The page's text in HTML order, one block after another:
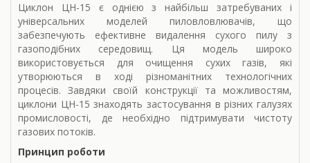
Циклон ЦН-15 є однією з найбільш затребуваних і
універсальних моделей пиловловлювачів, що
забезпечують ефективне видалення сухого пилу з
газоподібних середовищ. Ця модель широко
використовується для очищення сухих газів, які
утворюються в ході різноманітних технологічних
процесів. Завдяки своїй конструкції та можливостям,
циклони ЦН-15 знаходять застосування в різних галузях
промисловості, де необхідно підтримувати чистоту
газових потоків.
Принцип роботи